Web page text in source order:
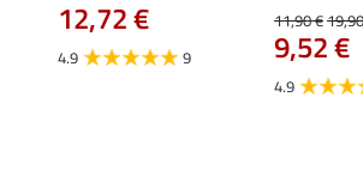
12,72 €
4.9 9
11,90 €
9,52 €
4.9